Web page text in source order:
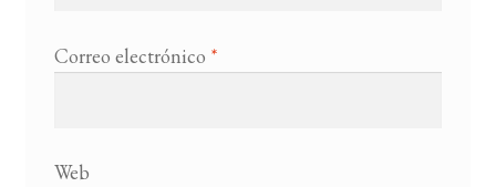
Correo electrónico *
Web